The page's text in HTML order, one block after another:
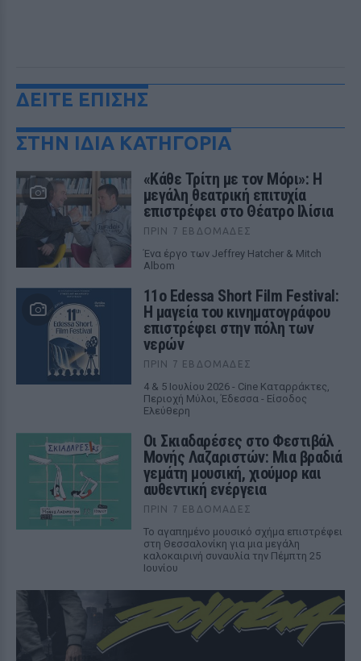
ΔΕΙΤΕ ΕΠΙΣΗΣ
ΣΤΗΝ ΙΔΙΑ ΚΑΤΗΓΟΡΙΑ
«Κάθε Τρίτη με τον Μόρι»: Η
μεγάλη θεατρική επιτυχία
επιστρέφει στο Θέατρο Ιλίσια
ΠΡΙΝ 7 ΕΒΔΟΜΆΔΕΣ
Ένα έργο των Jeffrey Hatcher & Mitch
Albom
11ο Edessa Short Film Festival:
Η μαγεία του κινηματογράφου
επιστρέφει στην πόλη των
νερών
ΠΡΙΝ 7 ΕΒΔΟΜΆΔΕΣ
4 & 5 Ιουλίου 2026 - Cine Καταρράκτες,
Περιοχή Μύλοι, Έδεσσα - Είσοδος
Ελεύθερη
Οι Σκιαδαρέσες στο Φεστιβάλ
Μονής Λαζαριστών: Μια βραδιά
γεμάτη μουσική, χιούμορ και
αυθεντική ενέργεια
ΠΡΙΝ 7 ΕΒΔΟΜΆΔΕΣ
Το αγαπημένο μουσικό σχήμα επιστρέφει
στη Θεσσαλονίκη για μια μεγάλη
καλοκαιρινή συναυλία την Πέμπτη 25
Ιουνίου